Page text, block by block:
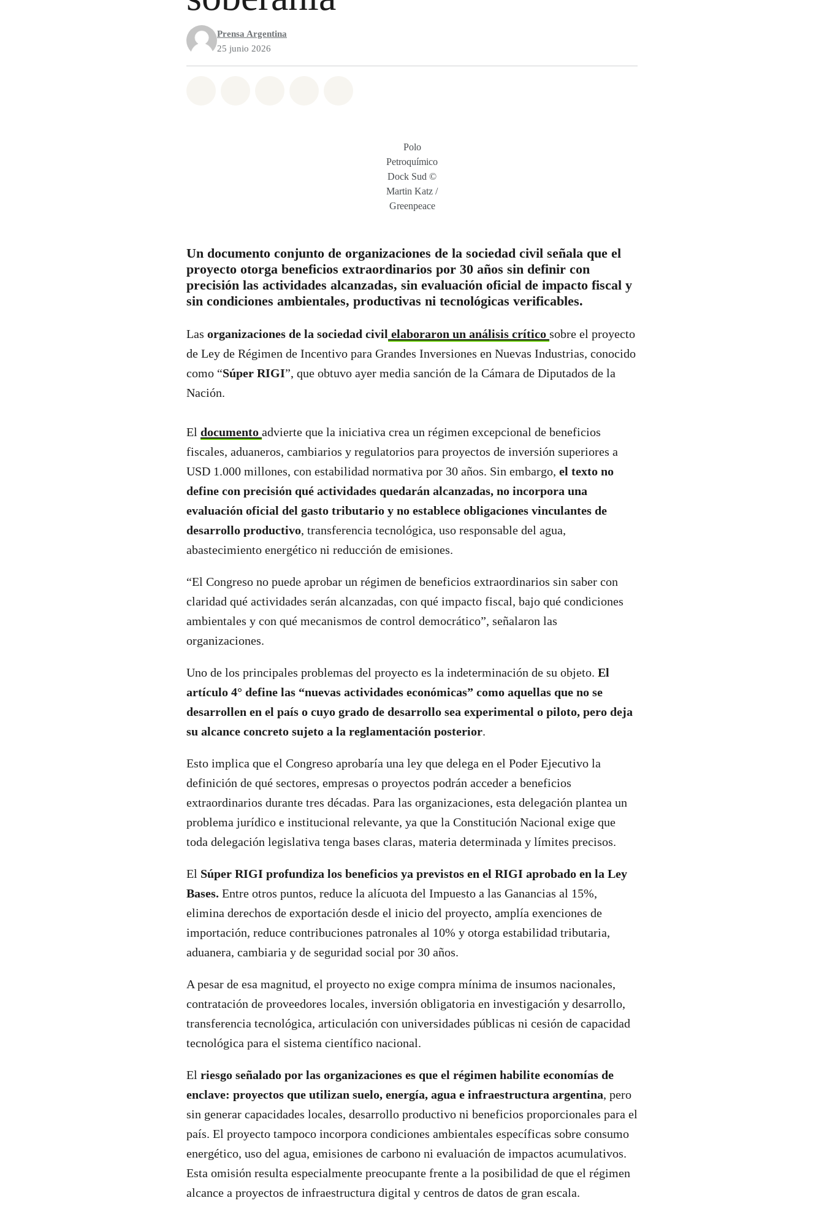
Prensa Argentina
25 junio 2026
Polo
Petroquímico
Dock Sud ©
Martin Katz /
Greenpeace
Un documento conjunto de organizaciones de la sociedad civil señala que el
proyecto otorga beneficios extraordinarios por 30 años sin definir con
precisión las actividades alcanzadas, sin evaluación oficial de impacto fiscal y
sin condiciones ambientales, productivas ni tecnológicas verificables.
Las organizaciones de la sociedad civil elaboraron un análisis crítico sobre el proyecto
de Ley de Régimen de Incentivo para Grandes Inversiones en Nuevas Industrias, conocido
como “Súper RIGI”, que obtuvo ayer media sanción de la Cámara de Diputados de la
Nación.
El documento advierte que la iniciativa crea un régimen excepcional de beneficios
fiscales, aduaneros, cambiarios y regulatorios para proyectos de inversión superiores a
USD 1.000 millones, con estabilidad normativa por 30 años. Sin embargo, el texto no
define con precisión qué actividades quedarán alcanzadas, no incorpora una
evaluación oficial del gasto tributario y no establece obligaciones vinculantes de
desarrollo productivo, transferencia tecnológica, uso responsable del agua,
abastecimiento energético ni reducción de emisiones.
“El Congreso no puede aprobar un régimen de beneficios extraordinarios sin saber con
claridad qué actividades serán alcanzadas, con qué impacto fiscal, bajo qué condiciones
ambientales y con qué mecanismos de control democrático”, señalaron las
organizaciones.
Uno de los principales problemas del proyecto es la indeterminación de su objeto. El
artículo 4° define las “nuevas actividades económicas” como aquellas que no se
desarrollen en el país o cuyo grado de desarrollo sea experimental o piloto, pero deja
su alcance concreto sujeto a la reglamentación posterior.
Esto implica que el Congreso aprobaría una ley que delega en el Poder Ejecutivo la
definición de qué sectores, empresas o proyectos podrán acceder a beneficios
extraordinarios durante tres décadas. Para las organizaciones, esta delegación plantea un
problema jurídico e institucional relevante, ya que la Constitución Nacional exige que
toda delegación legislativa tenga bases claras, materia determinada y límites precisos.
El Súper RIGI profundiza los beneficios ya previstos en el RIGI aprobado en la Ley
Bases. Entre otros puntos, reduce la alícuota del Impuesto a las Ganancias al 15%,
elimina derechos de exportación desde el inicio del proyecto, amplía exenciones de
importación, reduce contribuciones patronales al 10% y otorga estabilidad tributaria,
aduanera, cambiaria y de seguridad social por 30 años.
A pesar de esa magnitud, el proyecto no exige compra mínima de insumos nacionales,
contratación de proveedores locales, inversión obligatoria en investigación y desarrollo,
transferencia tecnológica, articulación con universidades públicas ni cesión de capacidad
tecnológica para el sistema científico nacional.
El riesgo señalado por las organizaciones es que el régimen habilite economías de
enclave: proyectos que utilizan suelo, energía, agua e infraestructura argentina, pero
sin generar capacidades locales, desarrollo productivo ni beneficios proporcionales para el
país. El proyecto tampoco incorpora condiciones ambientales específicas sobre consumo
energético, uso del agua, emisiones de carbono ni evaluación de impactos acumulativos.
Esta omisión resulta especialmente preocupante frente a la posibilidad de que el régimen
alcance a proyectos de infraestructura digital y centros de datos de gran escala.